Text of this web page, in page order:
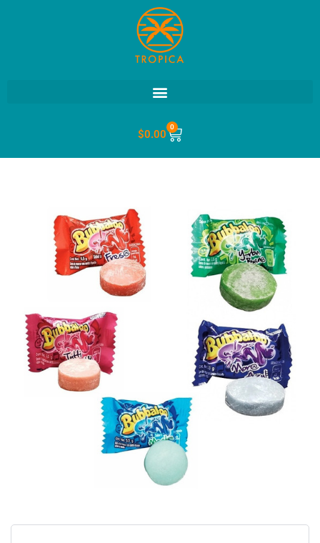
$0.00
0